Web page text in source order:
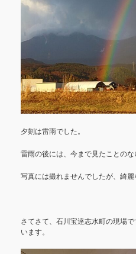
夕刻は雷雨でした。
雷雨の後には、今まで見たことのな
写真には撮れませんでしたが、綺麗
さてさて、石川宝達志水町の現場
います。